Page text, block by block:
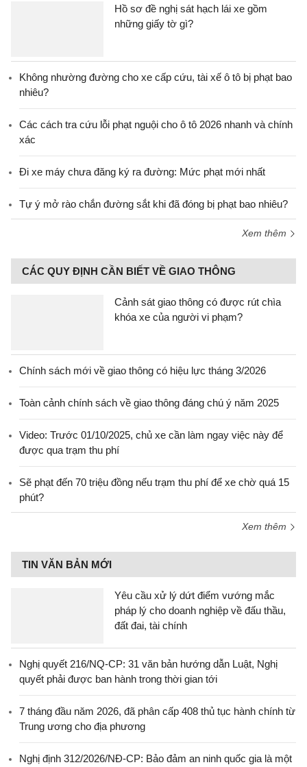
Hồ sơ đề nghị sát hạch lái xe gồm
những giấy tờ gì?
Không nhường đường cho xe cấp cứu, tài xế ô tô bị phạt bao
nhiêu?
Các cách tra cứu lỗi phạt nguội cho ô tô 2026 nhanh và chính
xác
Đi xe máy chưa đăng ký ra đường: Mức phạt mới nhất
Tự ý mở rào chắn đường sắt khi đã đóng bị phạt bao nhiêu?
Xem thêm
CÁC QUY ĐỊNH CẦN BIẾT VỀ GIAO THÔNG
Cảnh sát giao thông có được rút chìa
khóa xe của người vi phạm?
Chính sách mới về giao thông có hiệu lực tháng 3/2026
Toàn cảnh chính sách về giao thông đáng chú ý năm 2025
Video: Trước 01/10/2025, chủ xe cần làm ngay việc này để
được qua trạm thu phí
Sẽ phạt đến 70 triệu đồng nếu trạm thu phí để xe chờ quá 15
phút?
Xem thêm
TIN VĂN BẢN MỚI
Yêu cầu xử lý dứt điểm vướng mắc
pháp lý cho doanh nghiệp về đấu thầu,
đất đai, tài chính
Nghị quyết 216/NQ-CP: 31 văn bản hướng dẫn Luật, Nghị
quyết phải được ban hành trong thời gian tới
7 tháng đầu năm 2026, đã phân cấp 408 thủ tục hành chính từ
Trung ương cho địa phương
Nghị định 312/2026/NĐ-CP: Bảo đảm an ninh quốc gia là một